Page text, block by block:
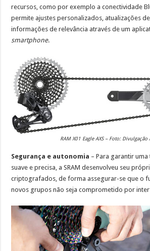
recursos, como por exemplo a conectividade
permite ajustes personalizados, atualizações de
informações de relevância através de um
smartphone.
RAM X01 Eagle AXS – Foto: Divulgação
Segurança e autonomia – Para garantir
suave e precisa, a SRAM desenvolveu seu
criptografados, de forma assegurar-se que o
novos grupos não seja comprometido por